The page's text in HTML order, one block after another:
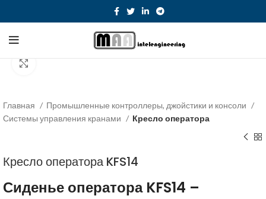
Главная
Промышленные контроллеры, джойстики и консоли
Системы управления кранами
Кресло оператора
Кресло оператора KFS14
Сиденье оператора KFS14 –